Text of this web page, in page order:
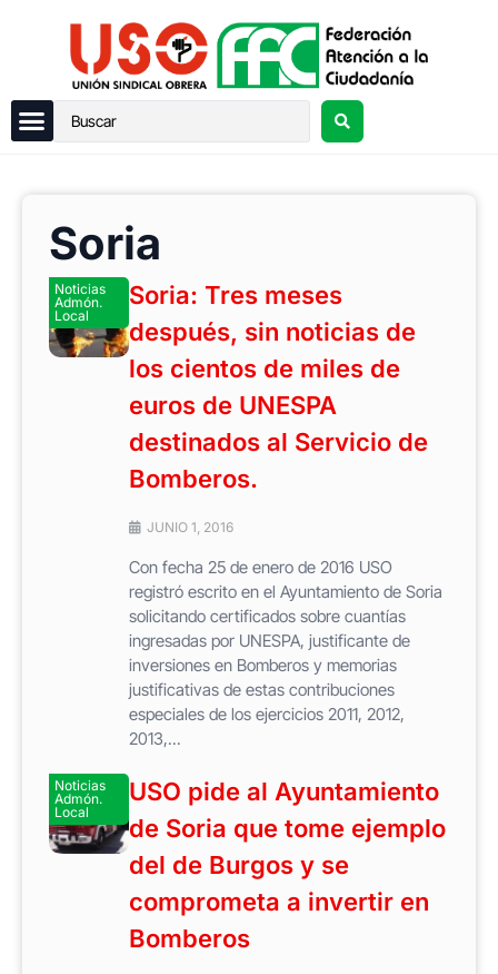
Soria
Noticias
Admón.
Local
Soria: Tres meses
después, sin noticias de
los cientos de miles de
euros de UNESPA
destinados al Servicio de
Bomberos.
JUNIO 1, 2016
Con fecha 25 de enero de 2016 USO
registró escrito en el Ayuntamiento de Soria
solicitando certificados sobre cuantías
ingresadas por UNESPA, justificante de
inversiones en Bomberos y memorias
justificativas de estas contribuciones
especiales de los ejercicios 2011, 2012,
2013,...
Noticias
Admón.
Local
USO pide al Ayuntamiento
de Soria que tome ejemplo
del de Burgos y se
comprometa a invertir en
Bomberos